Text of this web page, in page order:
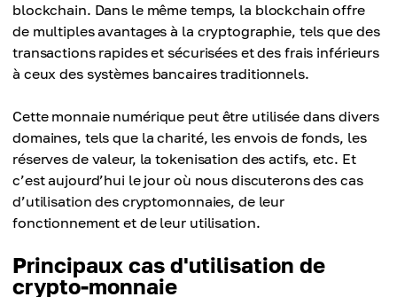
blockchain. Dans le même temps, la blockchain offre
de multiples avantages à la cryptographie, tels que des
transactions rapides et sécurisées et des frais inférieurs
à ceux des systèmes bancaires traditionnels.
Cette monnaie numérique peut être utilisée dans divers
domaines, tels que la charité, les envois de fonds, les
réserves de valeur, la tokenisation des actifs, etc. Et
c’est aujourd’hui le jour où nous discuterons des cas
d’utilisation des cryptomonnaies, de leur
fonctionnement et de leur utilisation.
Principaux cas d'utilisation de
crypto-monnaie